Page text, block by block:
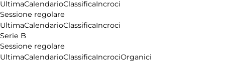
UltimaCalendarioClassificaIncroci
Sessione regolare
UltimaCalendarioClassificaIncroci
Serie B
Sessione regolare
UltimaCalendarioClassificaIncrociOrganici